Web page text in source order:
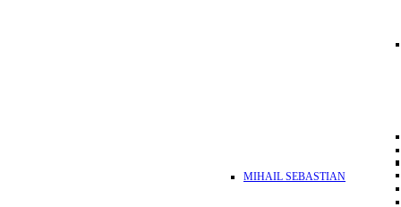
MIHAIL SEBASTIAN